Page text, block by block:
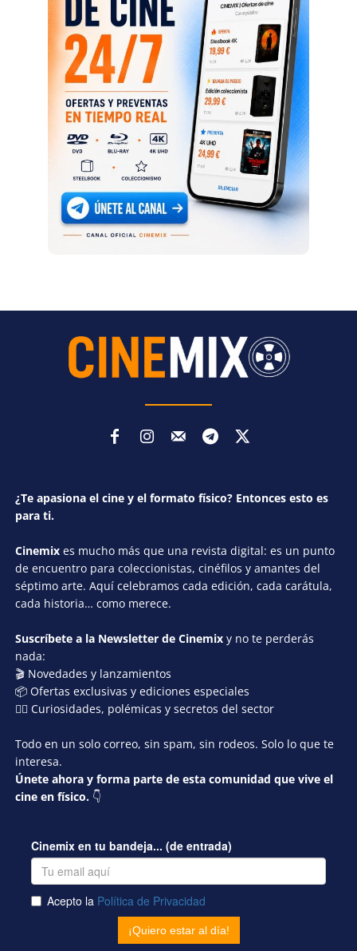
¿Te apasiona el cine y el formato físico? Entonces esto es
para ti.
Cinemix es mucho más que una revista digital: es un punto
de encuentro para coleccionistas, cinéfilos y amantes del
séptimo arte. Aquí celebramos cada edición, cada carátula,
cada historia… como merece.
Suscríbete a la Newsletter de Cinemix y no te perderás
nada:
🎬 Novedades y lanzamientos
📦 Ofertas exclusivas y ediciones especiales
🕵️‍♂️ Curiosidades, polémicas y secretos del sector
Todo en un solo correo, sin spam, sin rodeos. Solo lo que te
interesa.
Únete ahora y forma parte de esta comunidad que vive el
cine en físico. 👇